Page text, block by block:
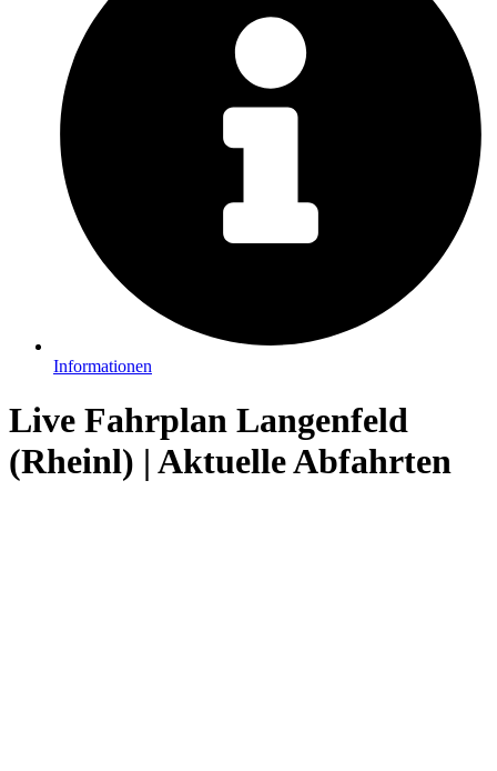
Informationen
Live Fahrplan Langenfeld
(Rheinl) | Aktuelle Abfahrten